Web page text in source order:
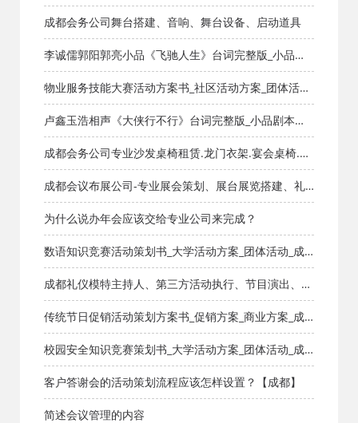
成都会务公司舞台搭建、音响、舞台设备、启动道具
李诚儒郭阳郭亮小品《飞驰人生》台词完整版_小品剧
本库_知识库_成都活动公司网_策划网_方案网_文案网_
文档网
物业服务技能大赛活动方案书_社区活动方案_团体活动
_成都活动公司网_策划网_方案网_文案网_文档网
卢鑫玉浩相声《大侠行不行》台词完整版_小品剧本库_
知识库_成都活动公司网_策划网_方案网_文案网_文档网
成都会务公司专业沙发桌椅租赁.龙门衣架.宴会桌椅.吧
桌吧椅.帐篷铁马租赁出租
成都会议布展公司-专业展会策划、展台展览搭建、礼
仪庆典活动
为什么说办年会应该交给专业公司来完成？
数语知识竞赛活动策划书_大学活动方案_团体活动_成
都活动公司网_策划网_方案网_文案网_文档网
成都礼仪模特主持人、第三方活动执行、节目演出、物
料设备搭建、开业活动
传统节日促销活动策划方案书_促销方案_商业方案_成
都活动公司网
校园安全知识竞赛策划书_大学活动方案_团体活动_成
都活动公司网_策划网_方案网_文案网_文档网
客户答谢会的活动策划流程应该怎样设置？【成都】
简述会议管理的内容